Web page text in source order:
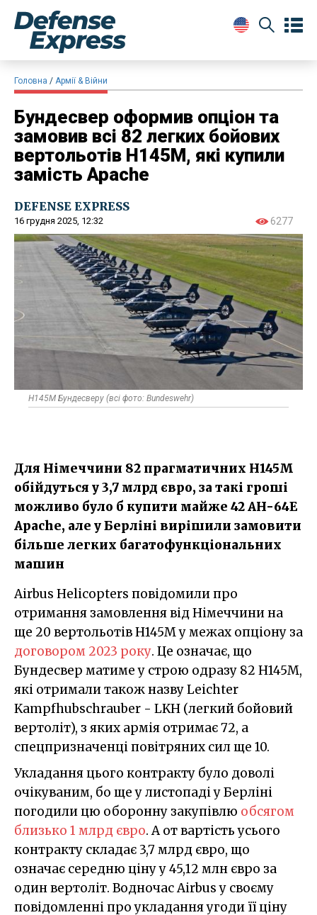
Головна Армії & Війни
Бундесвер оформив опціон та
замовив всі 82 легких бойових
вертольотів H145M, які купили
замість Apache
DEFENSE EXPRESS
16 грудня 2025, 12:32 6277
H145M Бундесверу (всі фото: Bundeswehr)
Для Німеччини 82 прагматичних H145M
обійдуться у 3,7 млрд євро, за такі гроші
можливо було б купити майже 42 AH-64E
Apache, але у Берліні вирішили замовити
більше легких багатофункціональних
машин
Airbus Helicopters повідомили про
отримання замовлення від Німеччини на
ще 20 вертольотів H145M у межах опціону за
договором 2023 року. Це означає, що
Бундесвер матиме у строю одразу 82 H145M,
які отримали також назву Leichter
Kampfhubschrauber - LKH (легкий бойовий
вертоліт), з яких армія отримає 72, а
спецпризначенці повітряних сил ще 10.
Укладання цього контракту було доволі
очікуваним, бо ще у листопаді у Берліні
погодили цю оборонну закупівлю обсягом
близько 1 млрд євро. А от вартість усього
контракту складає 3,7 млрд євро, що
означає середню ціну у 45,12 млн євро за
один вертоліт. Водночас Airbus у своєму
повідомленні про укладання угоди її ціну